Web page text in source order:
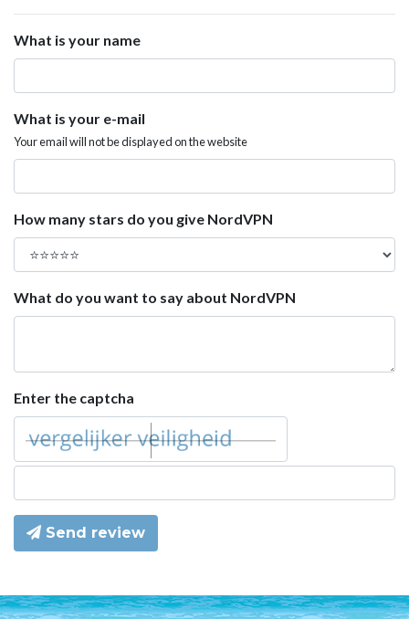
What is your name
What is your e-mail
Your email will not be displayed on the website
How many stars do you give NordVPN
What do you want to say about NordVPN
Enter the captcha
Send review